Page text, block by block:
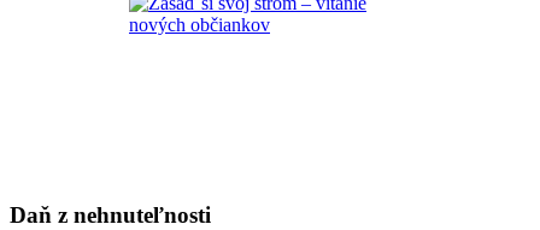
Daň z nehnuteľnosti